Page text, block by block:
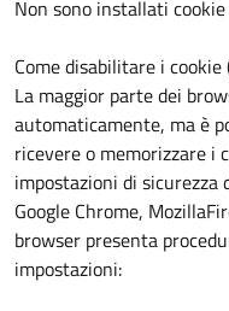
Non sono installati
Come disabilitare i
La maggior parte dei
automaticamente, ma è
ricevere o memorizzare i
impostazioni di sicurezza
Google Chrome,
browser presenta
impostazioni: